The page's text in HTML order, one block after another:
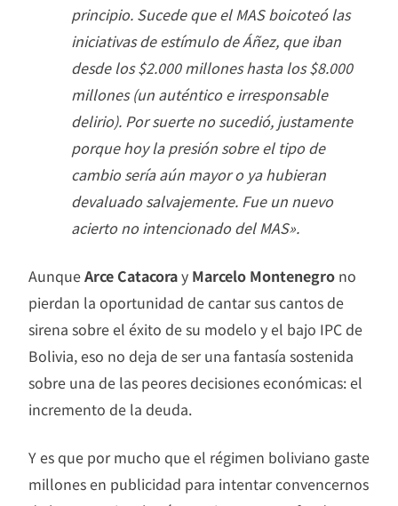
principio. Sucede que el MAS boicoteó las
iniciativas de estímulo de Áñez, que iban
desde los $2.000 millones hasta los $8.000
millones (un auténtico e irresponsable
delirio). Por suerte no sucedió, justamente
porque hoy la presión sobre el tipo de
cambio sería aún mayor o ya hubieran
devaluado salvajemente. Fue un nuevo
acierto no intencionado del MAS».
AunqueArce Catacoray Marcelo Montenegro no
pierdan la oportunidad de cantar sus cantos de
sirena sobre el éxito de su modelo y el bajo IPC de
Bolivia, eso no deja de ser una fantasía sostenida
sobre una de las peores decisiones económicas: el
incremento de la deuda.
Y es que por mucho que el régimen boliviano gaste
millones en publicidad para intentar convencernos